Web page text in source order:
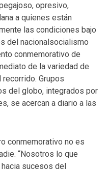
opresivo,
a quienes están
las condiciones bajo
del nacionalsocialismo
conmemorativo de
de la variedad de
Grupos
del globo, integrados por
se acercan a diario a las
conmemorativo no es
“Nosotros lo que
sucesos del